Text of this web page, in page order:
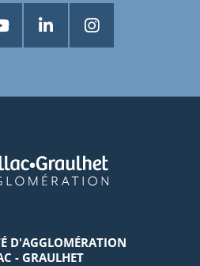
D'AGGLOMÉRATION
- GRAULHET